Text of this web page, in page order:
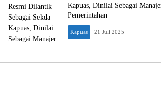
Kapuas, Dinilai Sebagai
Pemerintahan
Kapuas 21 Juli 2025